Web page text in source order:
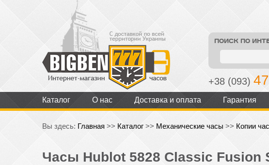
ПОИСК ПО
+38 (093)
Каталог О нас Доставка и оплата Гарантия
Вы здесь: Главная >> Каталог >> Механические часы >> Копии
Часы Hublot 5828 Classic Fusion